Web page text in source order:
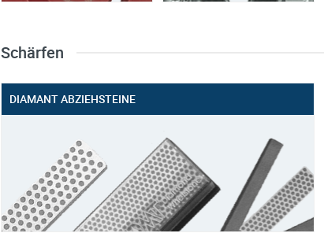
Schärfen
DIAMANT ABZIEHSTEINE